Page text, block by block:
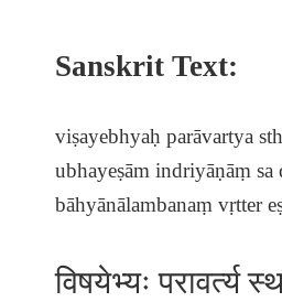
Sanskrit Text:
viṣayebhyaḥ parāvartya
ubhayeṣām indriyāṇāṃ
bāhyānālambanaṃ vṛtter
विषयेभ्यः परावर्त्य